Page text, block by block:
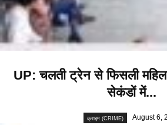
UP: चलती ट्रेन से फिसली
सेकंडों में...
क्राइम (CRIME) August 6,